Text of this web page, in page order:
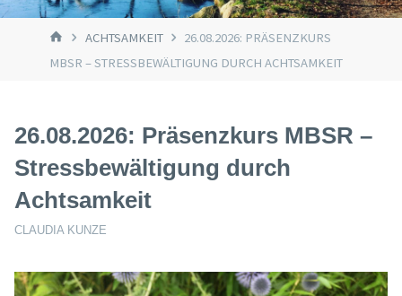
STARTACHTSAMKEIT
26.08.2026: PRÄSENZKURS
MBSR – STRESSBEWÄLTIGUNG DURCH ACHTSAMKEIT
26.08.2026: Präsenzkurs MBSR –
Stressbewältigung durch
Achtsamkeit
CLAUDIA KUNZE